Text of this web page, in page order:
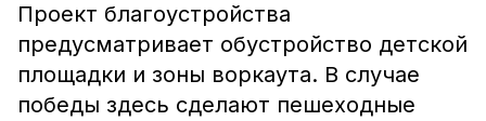
Проект благоустройства
предусматривает обустройство детской
площадки и зоны воркаута. В случае
победы здесь сделают пешеходные